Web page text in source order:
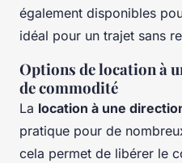
également disponibles
idéal pour un trajet sans
Options de location à
de commodité
La location à une
pratique pour de
cela permet de libérer le